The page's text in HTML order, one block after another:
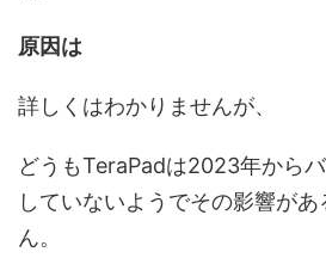
原因は
詳しくはわかりませんが、
どうもTeraPadは2023年から
していないようでその影響が
ん。